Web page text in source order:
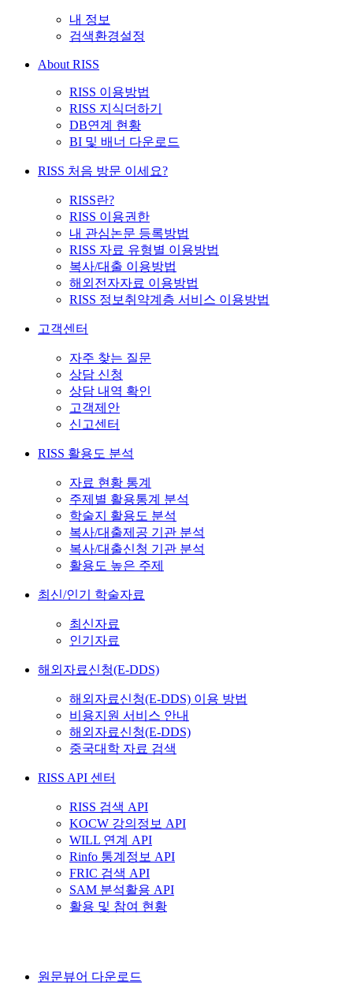
내 정보
검색환경설정
About RISS
RISS 이용방법
RISS 지식더하기
DB연계 현황
BI 및 배너 다운로드
RISS 처음 방문 이세요?
RISS란?
RISS 이용권한
내 관심논문 등록방법
RISS 자료 유형별 이용방법
복사/대출 이용방법
해외전자자료 이용방법
RISS 정보취약계층 서비스 이용방법
고객센터
자주 찾는 질문
상담 신청
상담 내역 확인
고객제안
신고센터
RISS 활용도 분석
자료 현황 통계
주제별 활용통계 분석
학술지 활용도 분석
복사/대출제공 기관 분석
복사/대출신청 기관 분석
활용도 높은 주제
최신/인기 학술자료
최신자료
인기자료
해외자료신청(E-DDS)
해외자료신청(E-DDS) 이용 방법
비용지원 서비스 안내
해외자료신청(E-DDS)
중국대학 자료 검색
RISS API 센터
RISS 검색 API
KOCW 강의정보 API
WILL 연계 API
Rinfo 통계정보 API
FRIC 검색 API
SAM 분석활용 API
활용 및 참여 현황
원문뷰어 다운로드